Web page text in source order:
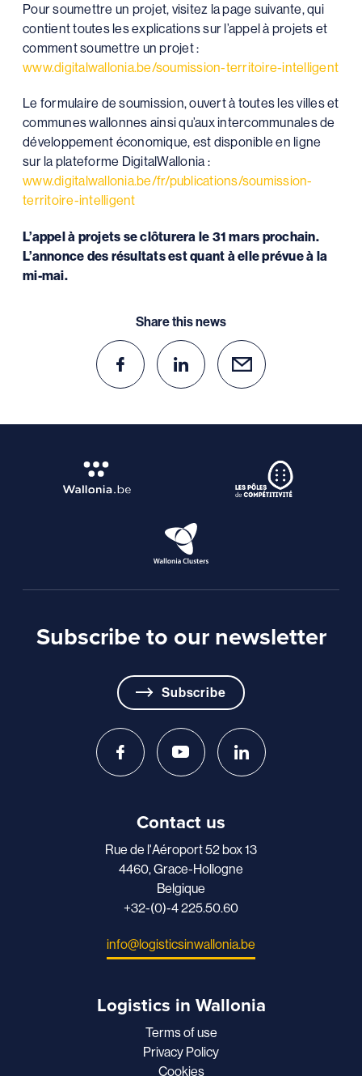
Pour soumettre un projet, visitez la page suivante, qui
contient toutes les explications sur l’appel à projets et
comment soumettre un projet :
www.digitalwallonia.be/soumission-territoire-intelligent
Le formulaire de soumission, ouvert à toutes les villes et
communes wallonnes ainsi qu’aux intercommunales de
développement économique, est disponible en ligne
sur la plateforme DigitalWallonia :
www.digitalwallonia.be/fr/publications/soumission-
territoire-intelligent
L’appel à projets se clôturera le 31 mars prochain.
L’annonce des résultats est quant à elle prévue à la
mi-mai.
Share this news
Subscribe to our newsletter
Subscribe
Contact us
Rue de l'Aéroport 52 box 13
4460, Grace-Hollogne
Belgique
+32-(0)-4 225.50.60
info@logisticsinwallonia.be
Logistics in Wallonia
Terms of use
Privacy Policy
Cookies